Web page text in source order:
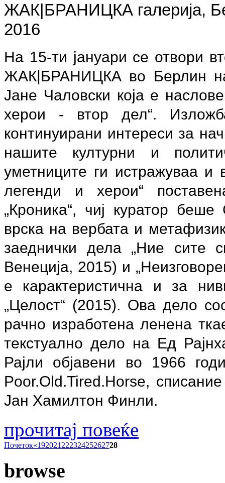
ЖАК|БРАНИЦКА галерија,
2016
На 15-ти јануари се отвори
ЖАК|БРАНИЦКА во Берлин
Јане Чаловски која е
херои - втор дел“.
континуирани интереси за
нашите културни и
уметниците ги истражуваа и
легенди и херои“
„Кроника“, чиј куратор
врска на вербата и
заеднички дела „Ние
Венеција, 2015) и
е карактеристична и за
„Целост“ (2015). Ова дело
рачно изработена ленена
текстуално дело на Ед
Рајли објавени во 1966
Poor.Old.Tired.Horse,
Јан Хамилтон Финли.
прочитај повеќе
Почеток«192021 22232425262728
browse